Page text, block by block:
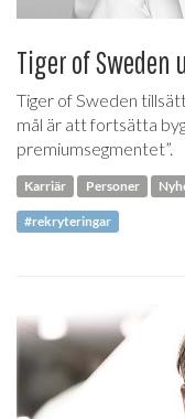
Tiger of
Tiger of Sweden
mål är att fortsätta
premiumsegmentet”.
Karriär Personer
#rekryteringar